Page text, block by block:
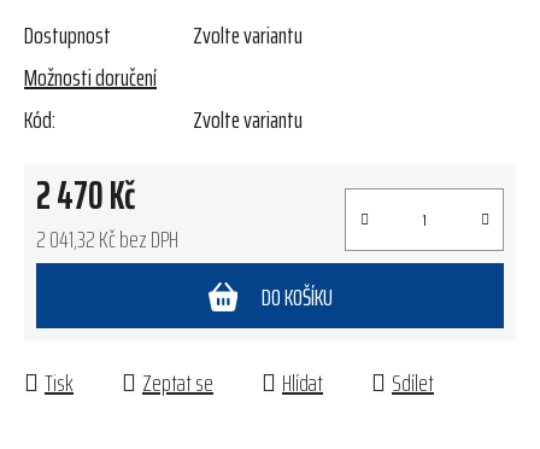
Dostupnost
Zvolte variantu
Možnosti doručení
Kód:
Zvolte variantu
2 470 Kč
2 041,32 Kč bez DPH
DO KOŠÍKU
Tisk Zeptat se Hlídat Sdílet